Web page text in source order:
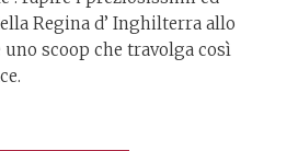
Regina d’ Inghilterra allo
scoop che travolga così